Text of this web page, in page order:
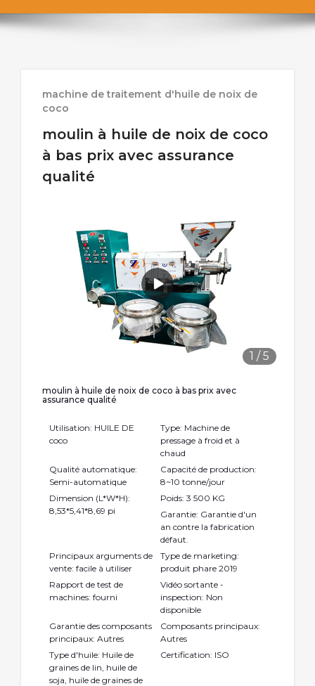
machine de traitement d'huile de noix de
coco
moulin à huile de noix de coco
à bas prix avec assurance
qualité
1 /5
moulin à huile de noix de coco à bas prix avec
assurance qualité
Utilisation: HUILE DE
coco
Type: Machine de
pressage à froid et à
chaud
Qualité automatique:
Semi-automatique
Capacité de production:
8~10 tonne/jour
Dimension (L*W*H):
8,53*5,41*8,69 pi
Poids: 3 500 KG
Garantie: Garantie d'un
an contre la fabrication
défaut.
Principaux arguments de
vente: facile à utiliser
Type de marketing:
produit phare 2019
Rapport de test de
machines: fourni
Vidéo sortante -
inspection: Non
disponible
Garantie des composants
principaux: Autres
Composants principaux:
Autres
Type d'huile: Huile de
graines de lin, huile de
soja, huile de graines de
Certification: ISO